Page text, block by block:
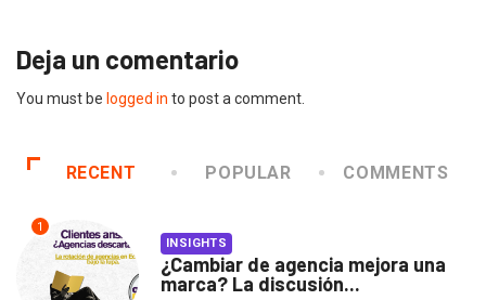
Deja un comentario
You must be logged in to post a comment.
RECENT POPULAR COMMENTS
1
INSIGHTS
¿Cambiar de agencia mejora una
marca? La discusión...